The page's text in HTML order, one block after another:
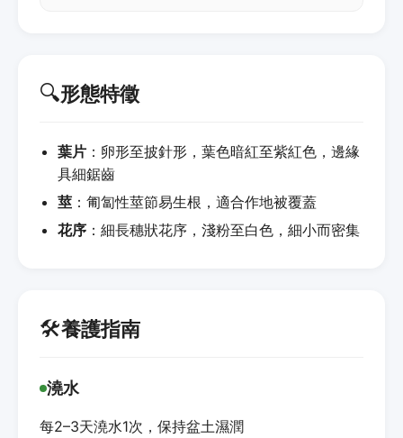
🔍形態特徵
葉片 ：卵形至披針形，葉色暗紅至紫紅色，邊緣
具細鋸齒
莖 ：匍匐性莖節易生根，適合作地被覆蓋
花序 ：細長穗狀花序，淺粉至白色，細小而密集
🛠️養護指南
澆水
每2–3天澆水1次，保持盆土濕潤